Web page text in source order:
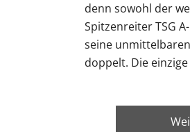
denn sowohl der
Spitzenreiter TSG
seine
doppelt. Die